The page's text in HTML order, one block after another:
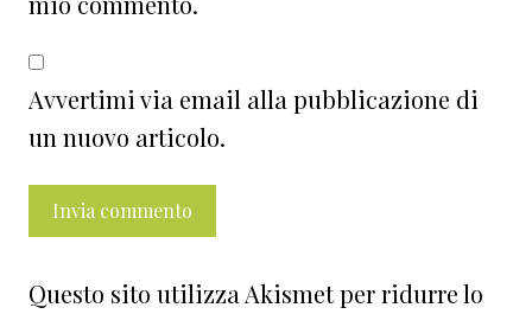
Avvertimi via email alla pubblicazione di
un nuovo articolo.
Questo sito utilizza Akismet per ridurre lo